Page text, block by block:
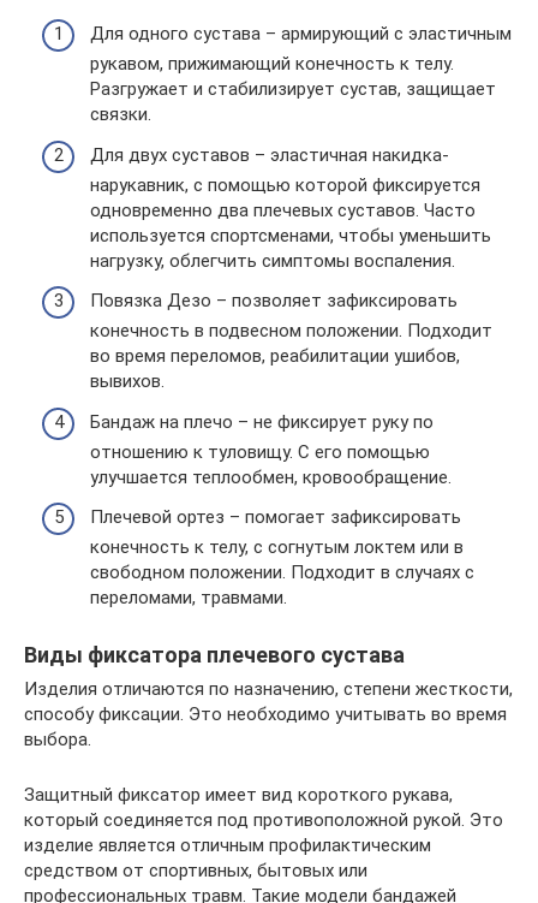
Для одного сустава – армирующий с эластичным
рукавом, прижимающий конечность к телу.
Разгружает и стабилизирует сустав, защищает
связки.
Для двух суставов – эластичная накидка-
нарукавник, с помощью которой фиксируется
одновременно два плечевых суставов. Часто
используется спортсменами, чтобы уменьшить
нагрузку, облегчить симптомы воспаления.
Повязка Дезо – позволяет зафиксировать
конечность в подвесном положении. Подходит
во время переломов, реабилитации ушибов,
вывихов.
Бандаж на плечо – не фиксирует руку по
отношению к туловищу. С его помощью
улучшается теплообмен, кровообращение.
Плечевой ортез – помогает зафиксировать
конечность к телу, с согнутым локтем или в
свободном положении. Подходит в случаях с
переломами, травмами.
Виды фиксатора плечевого сустава
Изделия отличаются по назначению, степени жесткости,
способу фиксации. Это необходимо учитывать во время
выбора.
Защитный фиксатор имеет вид короткого рукава,
который соединяется под противоположной рукой. Это
изделие является отличным профилактическим
средством от спортивных, бытовых или
профессиональных травм. Такие модели бандажей